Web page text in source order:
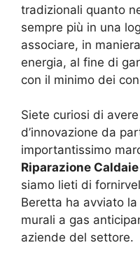
tradizionali quanto
sempre più in una
associare, in
energia, al fine di
con il minimo dei
Siete curiosi di
d’innovazione da
importantissimo
Riparazione
siamo lieti di
Beretta ha avviato
murali a gas
aziende del settore.